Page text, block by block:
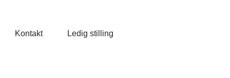
Kontakt
Ledig stilling